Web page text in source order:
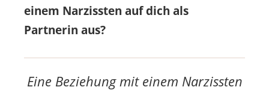
einem Narzissten auf dich als
Partnerin aus?
Eine Beziehung mit einem Narzissten